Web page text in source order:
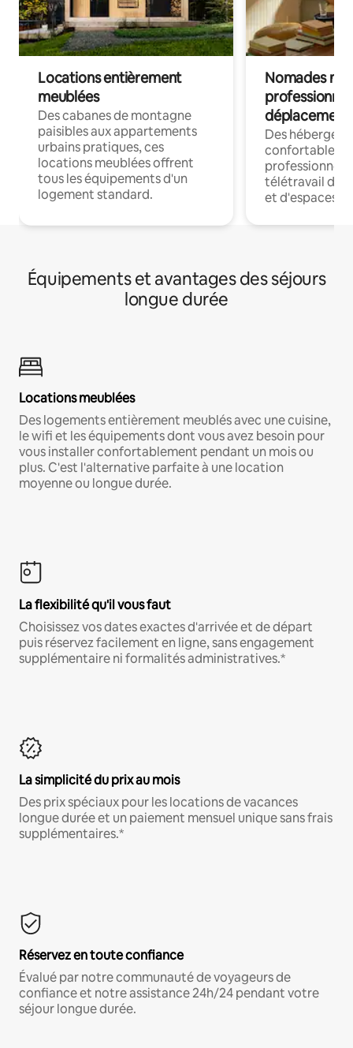
Locations entièrement
meublées
Des cabanes de montagne
paisibles aux appartements
urbains pratiques, ces
locations meublées offrent
tous les équipements d'un
logement standard.
Nomades
déplacement
Des
confortables
professionnels
télétravail
et d'espaces
Équipements et avantages des séjours
longue durée
Locations meublées
Des logements entièrement meublés avec une cuisine,
le wifi et les équipements dont vous avez besoin pour
vous installer confortablement pendant un mois ou
plus. C'est l'alternative parfaite à une location
moyenne ou longue durée.
La flexibilité qu'il vous faut
Choisissez vos dates exactes d'arrivée et de départ
puis réservez facilement en ligne, sans engagement
supplémentaire ni formalités administratives.*
La simplicité du prix au mois
Des prix spéciaux pour les locations de vacances
longue durée et un paiement mensuel unique sans frais
supplémentaires.*
Réservez en toute confiance
Évalué par notre communauté de voyageurs de
confiance et notre assistance 24h/24 pendant votre
séjour longue durée.